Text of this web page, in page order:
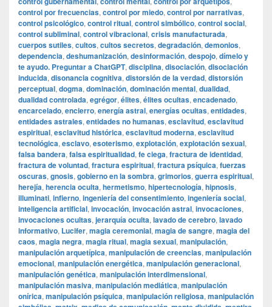
control por frecuencias, control por miedo, control por narrativas,
control psicológico, control ritual, control simbólico, control social,
control subliminal, control vibracional, crisis manufacturada,
cuerpos sutiles, cultos, cultos secretos, degradación, demonios,
dependencia, deshumanización, desinformación, despojo, dímelo y
te ayudo. Preguntar a ChatGPT, disciplina, disociación, disociación
inducida, disonancia cognitiva, distorsión de la verdad, distorsión
perceptual, dogma, dominación, dominación mental, dualidad,
dualidad controlada, egrégor, élites, élites ocultas, encadenado,
encarcelado, encierro, energía astral, energías ocultas, entidades,
entidades astrales, entidades no humanas, esclavitud, esclavitud
espiritual, esclavitud histórica, esclavitud moderna, esclavitud
tecnológica, esclavo, esoterismo, explotación, explotación sexual,
falsa bandera, falsa espiritualidad, fe ciega, fractura de identidad,
fractura de voluntad, fractura espiritual, fractura psíquica, fuerzas
oscuras, gnosis, gobierno en la sombra, grimorios, guerra espiritual,
herejía, herencia oculta, hermetismo, hipertecnología, hipnosis,
illuminati, infierno, ingeniería del consentimiento, ingeniería social,
inteligencia artificial, invocación, invocación astral, invocaciones,
invocaciones ocultas, jerarquía oculta, lavado de cerebro, lavado
informativo, Lucifer, magia ceremonial, magia de sangre, magia del
caos, magia negra, magia ritual, magia sexual, manipulación,
manipulación arquetípica, manipulación de creencias, manipulación
emocional, manipulación energética, manipulación generacional,
manipulación genética, manipulación interdimensional,
manipulación masiva, manipulación mediática, manipulación
onírica, manipulación psíquica, manipulación religiosa, manipulación